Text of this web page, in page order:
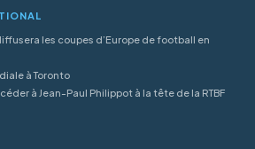
les coupes d’Europe de football en
à Toronto
à Jean-Paul Philippot à la tête de la RTBF